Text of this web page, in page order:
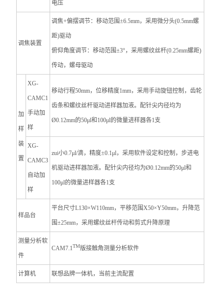
电压
调焦装置
调焦+偏摆调节：移动范围±6.5mm，采用微分头(0.5mm螺
距)驱动
俯仰角度调节：移动范围±3°，采用螺纹丝杆(0.25mm螺距)
传动，螺母驱动
加
样
装
置
XG-
CAMC1
手动加
样
移动行程50mm，位移精度1mm， 采用手动旋钮控制，齿轮
齿条和螺纹丝杆驱动进样器加液。配针尖内径均为
Ø0.12mm的50μl和100μl的微量进样器各1支
XG-
CAMC3
自动加
样
zui小0.7μl/滴，精度±0.1μl，采用软件设定和控制，步进电
机驱动进样器加液。配针尖内径均为Ø0.12mm的50μl和
100μl的微量进样器各1支
样品台
平台尺寸L130×W110mm，平移范围X50×Y50mm，升降范
围±25mm，采用螺纹丝杆传动和剪式升降原理
测量分析软
件
CAM7.1TM版接触角测量分析软件
计算机 联想品牌一体机，当前主流配置